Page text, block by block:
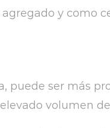
y como
puede ser más
volumen